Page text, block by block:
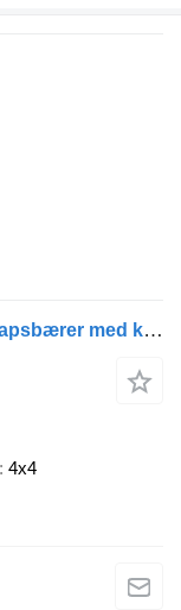
Hako Andre Citymaster 1600 - Redskapsbærer med kosteaggregat for gang
4x4